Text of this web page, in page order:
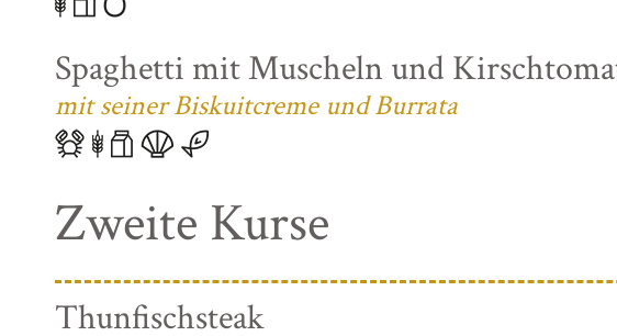
Spaghetti mit Muscheln und
mit seiner Biskuitcreme und Burrata
Zweite Kurse
Thunfischsteak